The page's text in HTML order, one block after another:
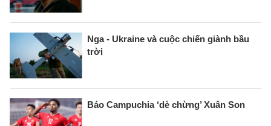
Nga - Ukraine và cuộc chiến giành bầu
trời
Báo Campuchia ‘dè chừng’ Xuân Son